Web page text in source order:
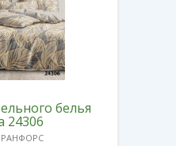
белья
24306